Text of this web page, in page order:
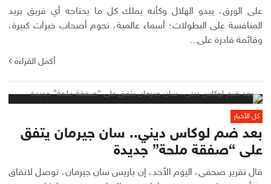
على الورق، يبدو الهلال وكأنه يملك كل ما يحتاجه أي فريق يريد
المنافسة على البطولات؛ أسماء عالمية، نجوم أصحاب خبرات كبيرة،
وقائمة قادرة على...
أكمل القراءة
كل الأخبار
بعد ضم لوكاس ديني.. سان جيرمان يتفق
على “صفقة ملحة” جديدة
قال تقرير صحفي، اليوم الأحد، إن باريس سان جيرمان، توصل لاتفاق